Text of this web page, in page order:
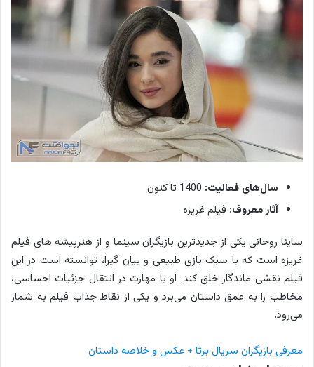
سال‌های فعالیت:
آثار معروف: فیلم غریزه
ساینا روحانی یکی از جدیدترین بازیگران سینما و از هنرپیشه های فیلم
غریزه است که با سبک بازی طبیعی و بیان گیرا، توانسته است در این
فیلم نقشی ماندگار خلق کند. او با مهارت در انتقال جزئیات احساسی،
مخاطب را به عمق داستان می‌برد و یکی از نقاط جذاب فیلم به شمار
می‌رود.
معرفی بازیگران سریال برتا + عکس و خلاصه داستان